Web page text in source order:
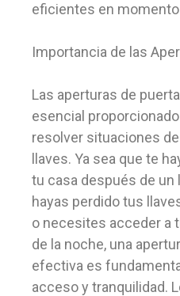
eficientes en
Importancia de las
Las aperturas de
esencial
resolver situaciones
llaves. Ya sea que te
tu casa después de un
hayas perdido tus
o necesites acceder a
de la noche, una
efectiva es
acceso y tranquilidad.